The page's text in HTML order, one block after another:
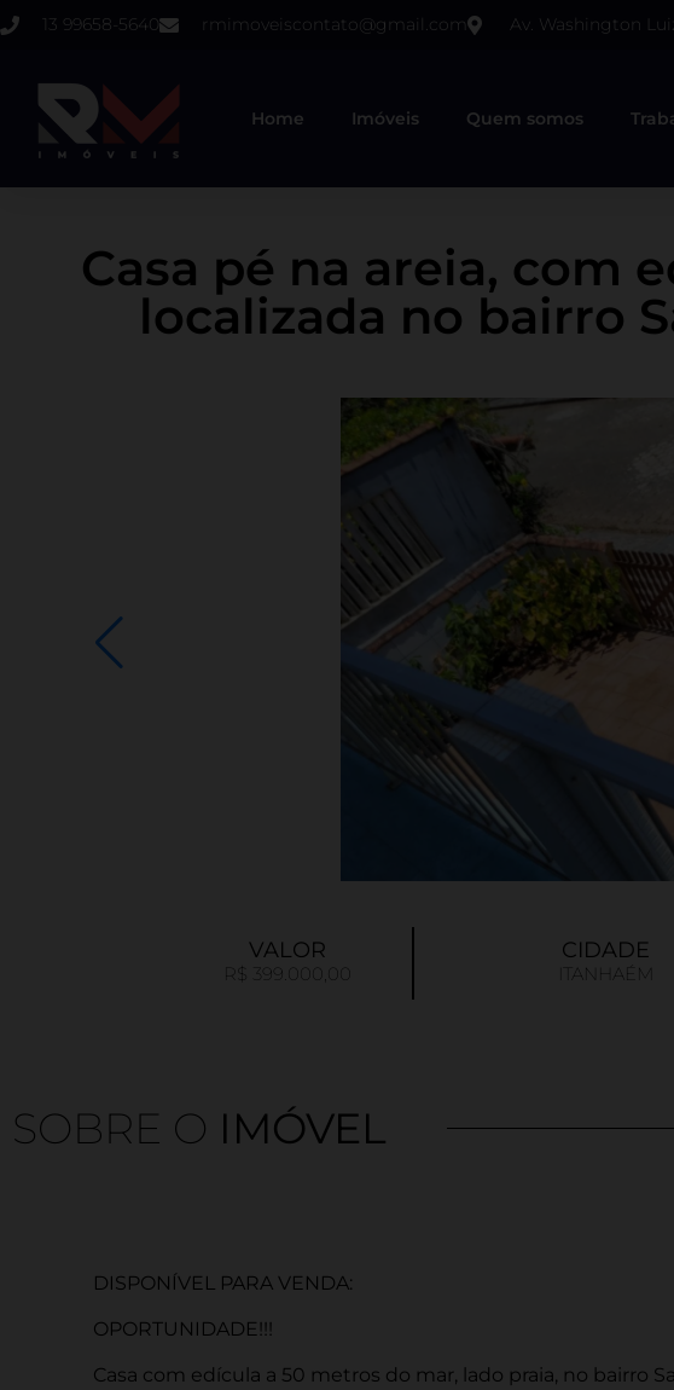
13 99658-5640 rmimoveiscontato@gmail.com Av. Washington
Home Imóveis Quem somos
Casa pé na areia, com
localizada no bairro
VALOR
R$ 399.000,00
CIDADE
ITANHAÉM
SOBRE O IMÓVEL
DISPONÍVEL PARA VENDA:
OPORTUNIDADE!!!
Casa com edícula a 50 metros do mar, lado praia, no bairro